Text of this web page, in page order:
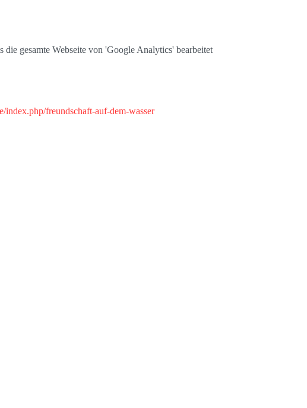
gesamte Webseite von 'Google Analytics' bearbeitet
index.php/freundschaft-auf-dem-wasser